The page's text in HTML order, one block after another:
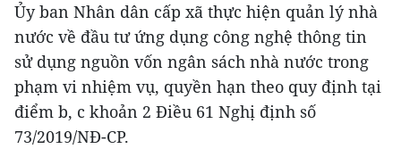
Ủy ban Nhân dân cấp xã thực hiện quản lý nhà
nước về đầu tư ứng dụng công nghệ thông tin
sử dụng nguồn vốn ngân sách nhà nước trong
phạm vi nhiệm vụ, quyền hạn theo quy định tại
điểm b, c khoản 2 Điều 61 Nghị định số
73/2019/NĐ-CP.